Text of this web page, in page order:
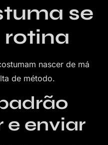
se
rotina
nascer de má
de método.
e enviar